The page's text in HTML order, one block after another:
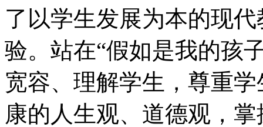
了以学生发展为本的现
验。站在“假如是我的孩
宽容、理解学生，尊重
康的人生观、道德观，